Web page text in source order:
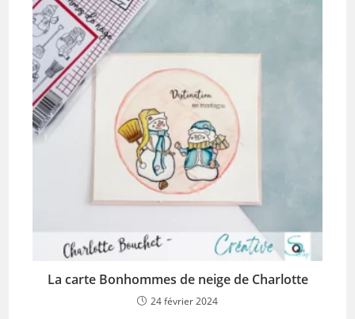
La carte Bonhommes de neige de Charlotte
24 février 2024